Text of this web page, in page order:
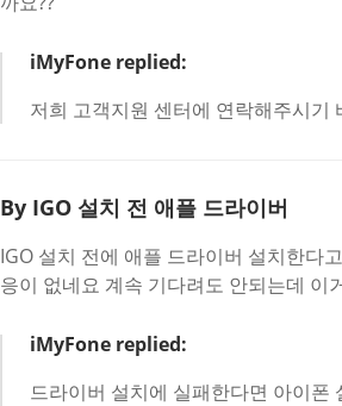
iMyFone replied:
저희 고객지원 센터에 연락해주시기
By IGO 설치 전 애플 드라이버
IGO 설치 전에 애플 드라이버 설치한다
응이 없네요 계속 기다려도 안되는데 이
iMyFone replied:
드라이버 설치에 실패한다면 아이폰